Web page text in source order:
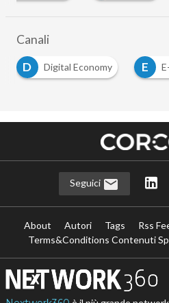
Canali
D
Digital Economy E
Seguici
About Autori Tags Rss
Terms&Conditions Contenuti